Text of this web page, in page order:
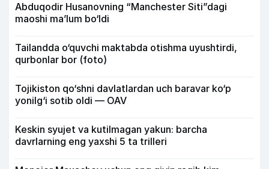
Abduqodir Husanovning “Manchester Siti”dagi
maoshi ma’lum bo‘ldi
Tailandda o‘quvchi maktabda otishma uyushtirdi,
qurbonlar bor (foto)
Tojikiston qo‘shni davlatlardan uch baravar ko‘p
yonilg‘i sotib oldi — OAV
Keskin syujet va kutilmagan yakun: barcha
davrlarning eng yaxshi 5 ta trilleri